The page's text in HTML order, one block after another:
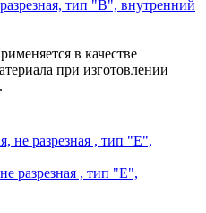
тип "В", внутренний
в качестве
при изготовлении
разрезная , тип "Е",